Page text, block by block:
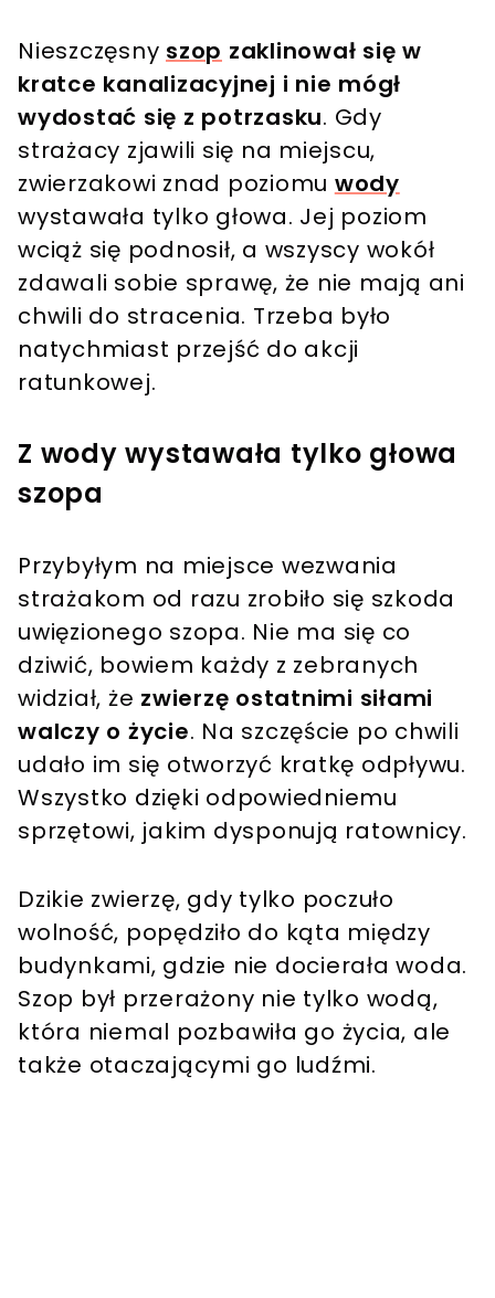
Nieszczęsny szop zaklinował się w
kratce kanalizacyjnej i nie mógł
wydostać się z potrzasku. Gdy
strażacy zjawili się na miejscu,
zwierzakowi znad poziomu wody
wystawała tylko głowa. Jej poziom
wciąż się podnosił, a wszyscy wokół
zdawali sobie sprawę, że nie mają ani
chwili do stracenia. Trzeba było
natychmiast przejść do akcji
ratunkowej.
Z wody wystawała tylko głowa
szopa
Przybyłym na miejsce wezwania
strażakom od razu zrobiło się szkoda
uwięzionego szopa. Nie ma się co
dziwić, bowiem każdy z zebranych
widział, że zwierzę ostatnimi siłami
walczy o życie. Na szczęście po chwili
udało im się otworzyć kratkę odpływu.
Wszystko dzięki odpowiedniemu
sprzętowi, jakim dysponują ratownicy.
Dzikie zwierzę, gdy tylko poczuło
wolność, popędziło do kąta między
budynkami, gdzie nie docierała woda.
Szop był przerażony nie tylko wodą,
która niemal pozbawiła go życia, ale
także otaczającymi go ludźmi.